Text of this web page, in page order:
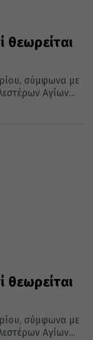
θεωρείται
σύμφωνα με
Aγίων...
θεωρείται
σύμφωνα με
Aγίων...